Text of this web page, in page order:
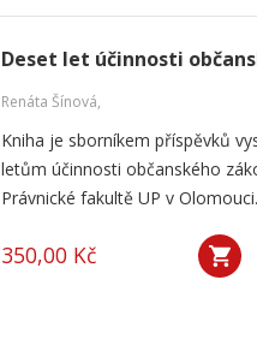
Deset let účinnosti
Renáta Šínová,
Kniha je sborníkem příspěvků
letům účinnosti občanského
Právnické fakultě UP v
350,00 Kč